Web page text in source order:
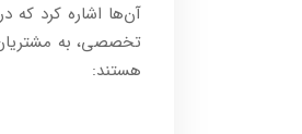
آن‌ها اشاره کرد که
تخصصی، به مشتریان
هستند: